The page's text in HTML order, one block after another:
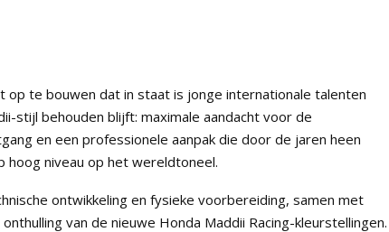
te bouwen dat in staat is jonge internationale talenten
stijl behouden blijft: maximale aandacht voor de
en een professionele aanpak die door de jaren heen
niveau op het wereldtoneel.
ontwikkeling en fysieke voorbereiding, samen met
van de nieuwe Honda Maddii Racing-kleurstellingen.